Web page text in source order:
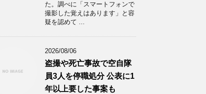
た。調べに「スマートフォンで
撮影した覚えはあります」と容
疑を認めて ...
2026/08/06
盗撮や死亡事故で空自隊
員3人を停職処分 公表に1
年以上要した事案も